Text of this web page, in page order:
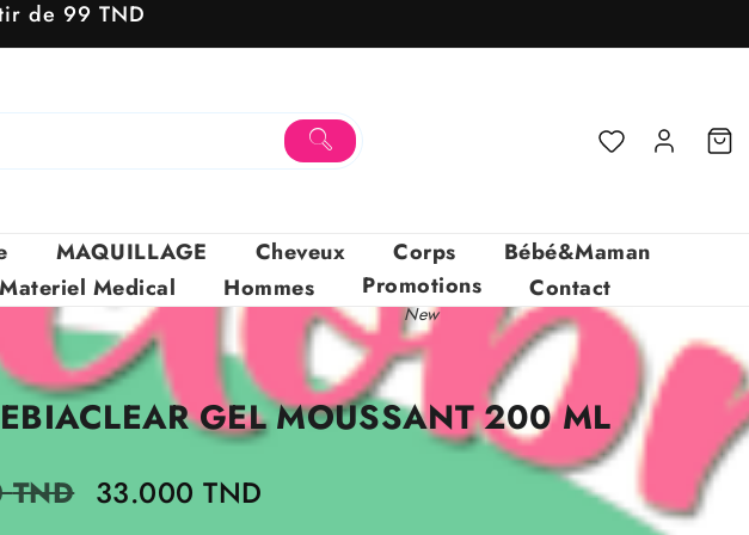
de 99 TND
MAQUILLAGE Cheveux Corps
Bébé&Maman
Materiel Medical Hommes Promotions
New
Contact
GEL MOUSSANT 200 ML
TND Le
33.000TND